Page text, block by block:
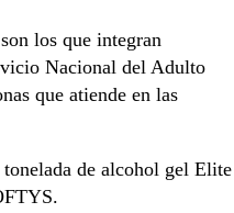
los que integran
Nacional del Adulto
que atiende en las
de alcohol gel Elite